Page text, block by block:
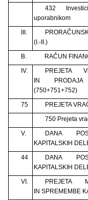
432
uporabnikom
III.
(I.-II.)
B.
RAČUN
IV.
PREJETA
IN PRODAJA
(750+751+752)
75
PREJETA
750 Prejeta
V.
DANA
KAPITALSKIH
44
DANA
KAPITALSKIH
VI.
PREJETA
IN SPREMEMBE